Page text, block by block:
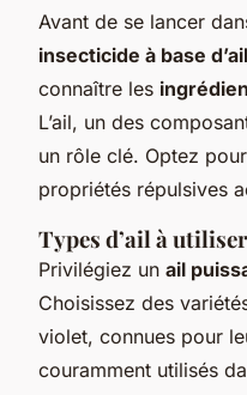
Avant de se lancer
insecticide à base d’ail
connaître les
L’ail, un des
un rôle clé. Optez
propriétés répulsives
Types d’ail à utiliser
Privilégiez un ail
Choisissez des
violet, connues pour
couramment utilisés